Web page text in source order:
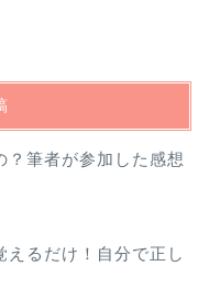
？筆者が参加した感想
るだけ！自分で正し
絶対に参加
セミナーラ
め-NISAで
に読むべき